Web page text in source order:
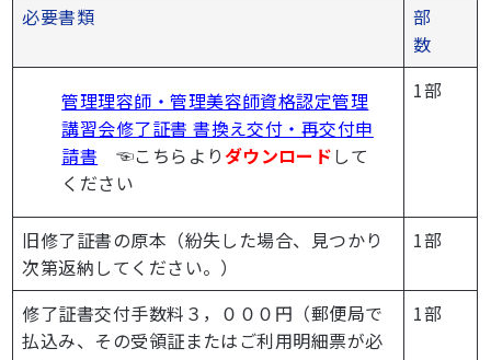
必要書類
部
数
管理理容師・管理美容師資格認定管理
講習会修了証書 書換え交付・再交付申
請書 ☜こちらよりダウンロードして
ください
1部
旧修了証書の原本（紛失した場合、見つかり
次第返納してください。）
1部
修了証書交付手数料３，０００円（郵便局で
払込み、その受領証またはご利用明細票が必
1部